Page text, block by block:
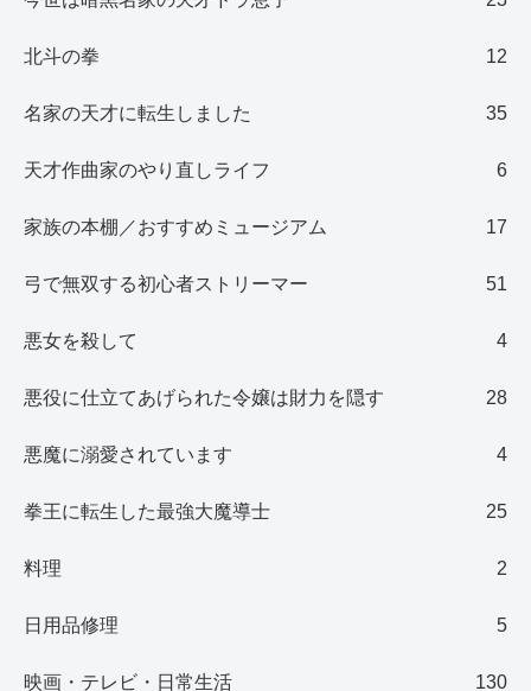
北斗の拳 12
名家の天才に転生しました 35
天才作曲家のやり直しライフ 6
家族の本棚／おすすめミュージアム 17
弓で無双する初心者ストリーマー 51
悪女を殺して 4
悪役に仕立てあげられた令嬢は財力を隠す 28
悪魔に溺愛されています 4
拳王に転生した最強大魔導士 25
料理 2
日用品修理 5
映画・テレビ・日常生活 130